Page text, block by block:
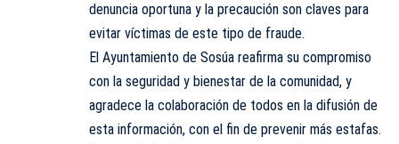
denuncia oportuna y la precaución son claves para
evitar víctimas de este tipo de fraude.
El Ayuntamiento de Sosúa reafirma su compromiso
con la seguridad y bienestar de la comunidad, y
agradece la colaboración de todos en la difusión de
esta información, con el fin de prevenir más estafas.